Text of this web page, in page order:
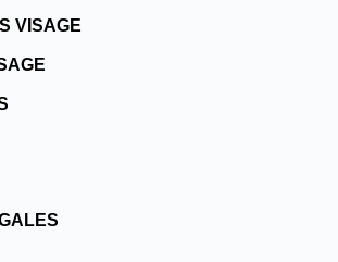
VISAGE